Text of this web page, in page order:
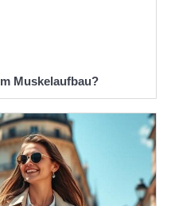
Muskelaufbau?